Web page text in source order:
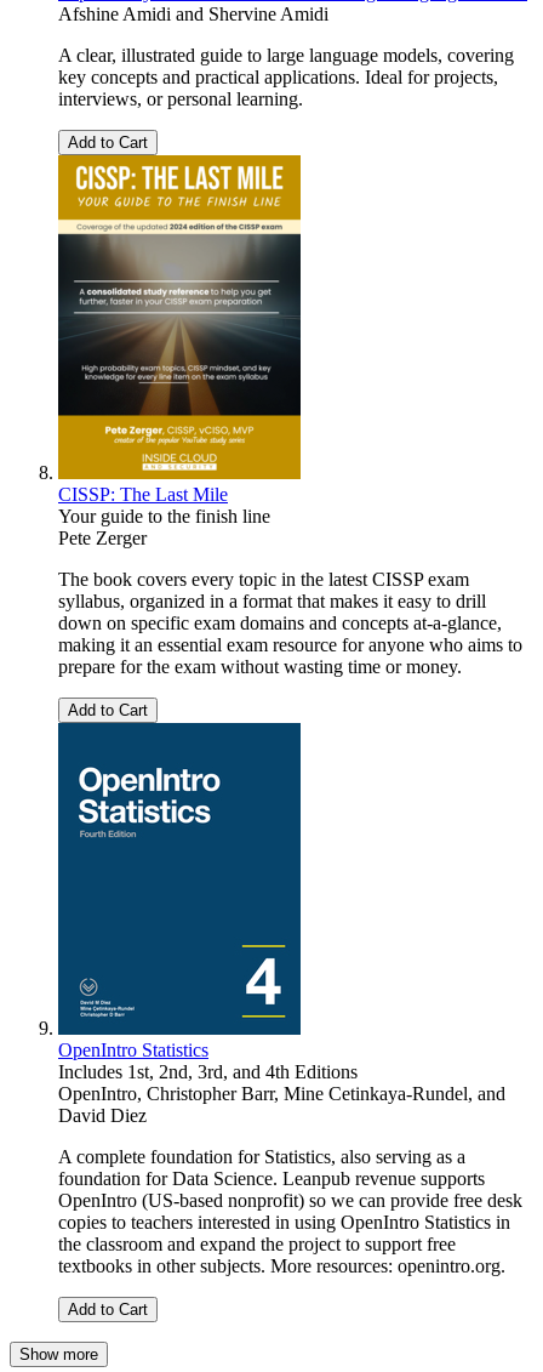
Afshine Amidi and Shervine Amidi
A clear, illustrated guide to large language models, covering
key concepts and practical applications. Ideal for projects,
interviews, or personal learning.
Add to Cart
CISSP: The Last Mile
Your guide to the finish line
Pete Zerger
The book covers every topic in the latest CISSP exam
syllabus, organized in a format that makes it easy to drill
down on specific exam domains and concepts at-a-glance,
making it an essential exam resource for anyone who aims to
prepare for the exam without wasting time or money.
Add to Cart
OpenIntro Statistics
Includes 1st, 2nd, 3rd, and 4th Editions
OpenIntro, Christopher Barr, Mine Cetinkaya-Rundel, and
David Diez
A complete foundation for Statistics, also serving as a
foundation for Data Science. Leanpub revenue supports
OpenIntro (US-based nonprofit) so we can provide free desk
copies to teachers interested in using OpenIntro Statistics in
the classroom and expand the project to support free
textbooks in other subjects. More resources: openintro.org.
Add to Cart
Show more